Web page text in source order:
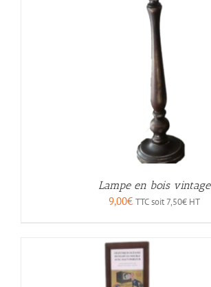
Lampe en bois vintage
9,00€ TTC soit7,50€HT